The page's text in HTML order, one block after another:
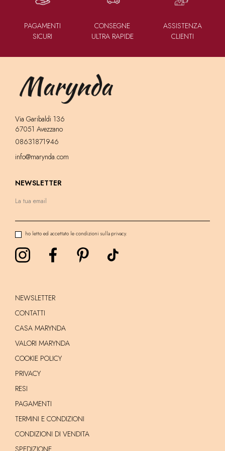
PAGAMENTI
SICURI
CONSEGNE
ULTRA RAPIDE
ASSISTENZA
CLIENTI
Via Garibaldi 136
67051 Avezzano
08631871946
info@marynda.com
NEWSLETTER
ho letto ed accettato le condizioni sulla privacy.
NEWSLETTER
CONTATTI
CASA MARYNDA
VALORI MARYNDA
COOKIE POLICY
PRIVACY
RESI
PAGAMENTI
TERMINI E CONDIZIONI
CONDIZIONI DI VENDITA